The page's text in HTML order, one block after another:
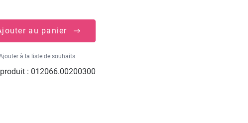
au panier
à la liste de souhaits
: 012066.00200300